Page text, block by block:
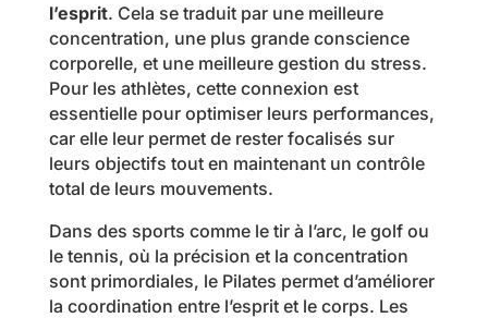
l’esprit. Cela se traduit par une meilleure
concentration, une plus grande conscience
corporelle, et une meilleure gestion du stress.
Pour les athlètes, cette connexion est
essentielle pour optimiser leurs performances,
car elle leur permet de rester focalisés sur
leurs objectifs tout en maintenant un contrôle
total de leurs mouvements.
Dans des sports comme le tir à l’arc, le golf ou
le tennis, où la précision et la concentration
sont primordiales, le Pilates permet d’améliorer
la coordination entre l’esprit et le corps. Les